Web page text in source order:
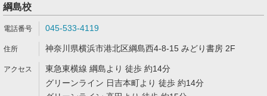
綱島校
045-533-4119
神奈川県横浜市港北区綱島西4-8-15 みどり書房 2F
東急東横線 綱島より 徒歩 約14分
グリーンライン 日吉本町より 徒歩 約14分